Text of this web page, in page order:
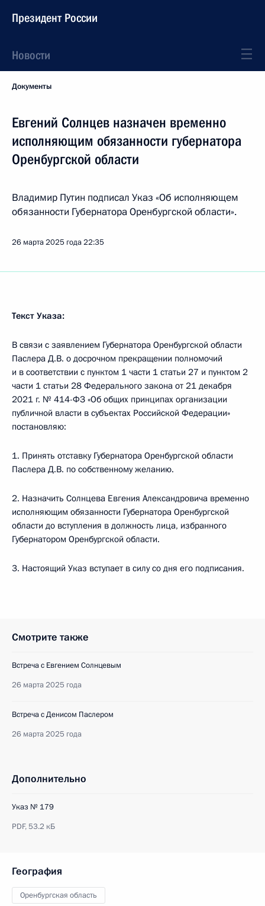
Президент России
Новости
Документы
Евгений Солнцев назначен временно
исполняющим обязанности губернатора
Оренбургской области
Владимир Путин подписал Указ «Об исполняющем
обязанности Губернатора Оренбургской области».
26 марта 2025 года22:35
Текст Указа:
В связи с заявлением Губернатора Оренбургской области
Паслера Д.В. о досрочном прекращении полномочий
и в соответствии с пунктом 1 части 1 статьи 27 и пунктом 2
части 1 статьи 28 Федерального закона от 21 декабря
2021 г. № 414-ФЗ «Об общих принципах организации
публичной власти в субъектах Российской Федерации»
постановляю:
1. Принять отставку Губернатора Оренбургской области
Паслера Д.В. по собственному желанию.
2. Назначить Солнцева Евгения Александровича временно
исполняющим обязанности Губернатора Оренбургской
области до вступления в должность лица, избранного
Губернатором Оренбургской области.
3. Настоящий Указ вступает в силу со дня его подписания.
Смотрите также
Встреча с Евгением Солнцевым
26 марта 2025 года
Встреча с Денисом Паслером
26 марта 2025 года
Дополнительно
Указ № 179
PDF,53.2 кБ
География
Оренбургская область